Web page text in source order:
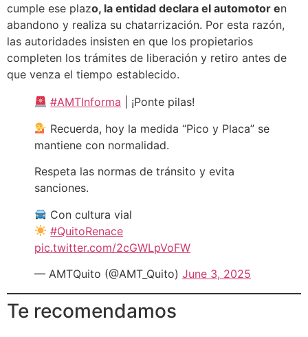
cumple ese plazo, la entidad declara el automotor en
abandono y realiza su chatarrización. Por esta razón,
las autoridades insisten en que los propietarios
completen los trámites de liberación y retiro antes de
que venza el tiempo establecido.
#AMTInforma | ¡Ponte pilas!
Recuerda, hoy la medida “Pico y Placa” se
mantiene con normalidad.
Respeta las normas de tránsito y evita
sanciones.
Con cultura vial
#QuitoRenace
pic.twitter.com/2cGWLpVoFW
— AMTQuito (@AMT_Quito) June 3, 2025
Te recomendamos